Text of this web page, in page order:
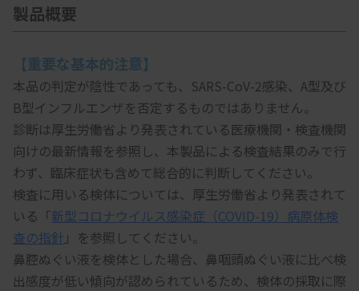
製品概要
【重要な基本的注意】
本品の判定が陰性であっても、SARS-CoV-2感染、A型及び
B型インフルエンザを否定するものではありません。
診断は厚生労働省より発表されている医療機関・検査機関
向けの最新情報を参照し、本製品による検査結果のみで行
わず、臨床症状も含めて総合的に判断してください。
検査に用いる検体については、厚生労働省より発表されて
いる「新型コロナウイルス感染症（COVID-19）病原体検
査の指針 」を参照してください。
鼻腔ぬぐい液を検体とした場合、鼻咽頭ぬぐい液に比べ検
出感度が低い傾向が認められているため、検体の採取に際